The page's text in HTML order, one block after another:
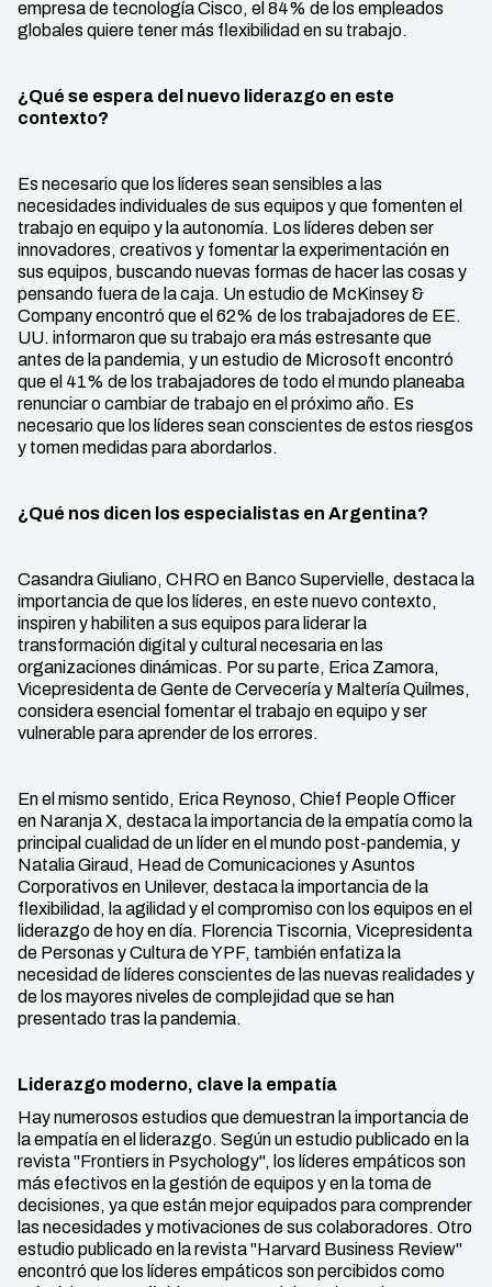
empresa de tecnología Cisco, el 84% de los empleados
globales quiere tener más flexibilidad en su trabajo.
¿Qué se espera del nuevo liderazgo en este
contexto?
Es necesario que los líderes sean sensibles a las
necesidades individuales de sus equipos y que fomenten el
trabajo en equipo y la autonomía. Los líderes deben ser
innovadores, creativos y fomentar la experimentación en
sus equipos, buscando nuevas formas de hacer las cosas y
pensando fuera de la caja. Un estudio de McKinsey &
Company encontró que el 62% de los trabajadores de EE.
UU. informaron que su trabajo era más estresante que
antes de la pandemia, y un estudio de Microsoft encontró
que el 41% de los trabajadores de todo el mundo planeaba
renunciar o cambiar de trabajo en el próximo año. Es
necesario que los líderes sean conscientes de estos riesgos
y tomen medidas para abordarlos.
¿Qué nos dicen los especialistas en Argentina?
Casandra Giuliano, CHRO en Banco Supervielle, destaca la
importancia de que los líderes, en este nuevo contexto,
inspiren y habiliten a sus equipos para liderar la
transformación digital y cultural necesaria en las
organizaciones dinámicas. Por su parte, Erica Zamora,
Vicepresidenta de Gente de Cervecería y Maltería Quilmes,
considera esencial fomentar el trabajo en equipo y ser
vulnerable para aprender de los errores.
En el mismo sentido, Erica Reynoso, Chief People Officer
en Naranja X, destaca la importancia de la empatía como la
principal cualidad de un líder en el mundo post-pandemia, y
Natalia Giraud, Head de Comunicaciones y Asuntos
Corporativos en Unilever, destaca la importancia de la
flexibilidad, la agilidad y el compromiso con los equipos en el
liderazgo de hoy en día. Florencia Tiscornia, Vicepresidenta
de Personas y Cultura de YPF, también enfatiza la
necesidad de líderes conscientes de las nuevas realidades y
de los mayores niveles de complejidad que se han
presentado tras la pandemia.
Liderazgo moderno, clave la empatía
Hay numerosos estudios que demuestran la importancia de
la empatía en el liderazgo. Según un estudio publicado en la
revista "Frontiers in Psychology", los líderes empáticos son
más efectivos en la gestión de equipos y en la toma de
decisiones, ya que están mejor equipados para comprender
las necesidades y motivaciones de sus colaboradores. Otro
estudio publicado en la revista "Harvard Business Review"
encontró que los líderes empáticos son percibidos como